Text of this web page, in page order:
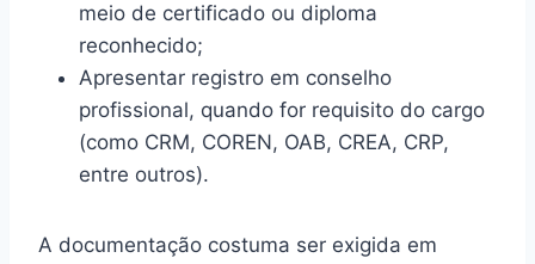
meio de certificado ou diploma
reconhecido;
Apresentar registro em conselho
profissional, quando for requisito do cargo
(como CRM, COREN, OAB, CREA, CRP,
entre outros).
A documentação costuma ser exigida em